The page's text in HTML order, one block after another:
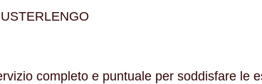
completo e puntuale per soddisfare le